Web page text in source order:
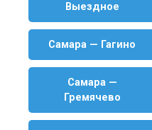
Выездное
Самара — Гагино
Самара —
Гремячево